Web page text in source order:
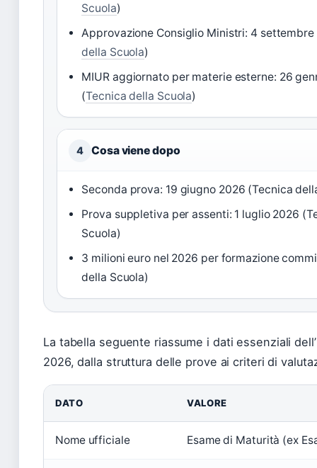
Scuola)
Approvazione Consiglio Ministri: 4 settembre
della Scuola)
MIUR aggiornato per materie esterne: 26
(Tecnica della Scuola)
4 Cosa viene dopo
Seconda prova: 19 giugno 2026 (Tecnica
Prova suppletiva per assenti: 1 luglio 2026
Scuola)
3 milioni euro nel 2026 per formazione
della Scuola)
La tabella seguente riassume i dati essenziali
2026, dalla struttura delle prove ai criteri di
DATO VALORE
Nome ufficiale Esame di Maturità (ex